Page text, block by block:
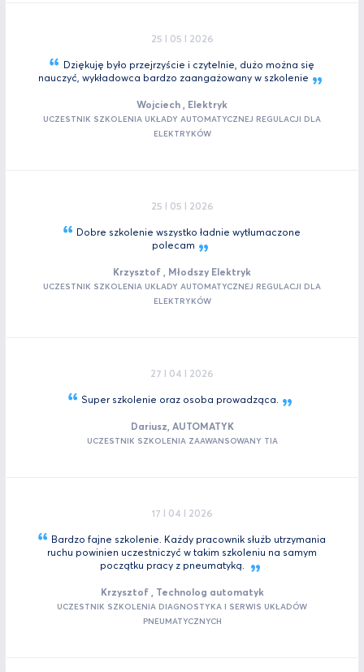
25 I 05 I 2026
Dziękuję było przejrzyście i czytelnie, dużo można się
nauczyć, wykładowca bardzo zaangażowany w szkolenie
Wojciech , Elektryk
UCZESTNIK SZKOLENIA UKŁADY AUTOMATYCZNEJ REGULACJI DLA
ELEKTRYKÓW
25 I 05 I 2026
Dobre szkolenie wszystko ładnie wytłumaczone
polecam
Krzysztof , Młodszy Elektryk
UCZESTNIK SZKOLENIA UKŁADY AUTOMATYCZNEJ REGULACJI DLA
ELEKTRYKÓW
27 I 04 I 2026
Super szkolenie oraz osoba prowadząca.
Dariusz, AUTOMATYK
UCZESTNIK SZKOLENIA ZAAWANSOWANY TIA
17 I 04 I 2026
Bardzo fajne szkolenie. Każdy pracownik służb utrzymania
ruchu powinien uczestniczyć w takim szkoleniu na samym
początku pracy z pneumatyką.
Krzysztof , Technolog automatyk
UCZESTNIK SZKOLENIA DIAGNOSTYKA I SERWIS UKŁADÓW
PNEUMATYCZNYCH